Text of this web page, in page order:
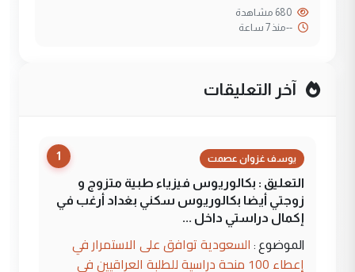
--منذ 7 ساعة
آخر التعليقات
1 يوسف غزوان عصمت
التعليق : بكالوريوس فيزياء طبية متزوج و
زوجتي أيضا بكالوريوس سكني بغداد أرغب في
إكمال دراستي داخل ...
الموضوع : السعودية توافق على الاستمرار في
إعطاء 100 منحة دراسية للطلبة العراقيين في